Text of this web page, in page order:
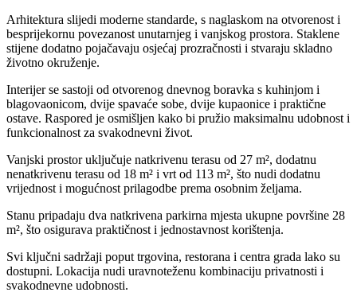
Arhitektura slijedi moderne standarde, s naglaskom na otvorenost i
besprijekornu povezanost unutarnjeg i vanjskog prostora. Staklene
stijene dodatno pojačavaju osjećaj prozračnosti i stvaraju skladno
životno okruženje.
Interijer se sastoji od otvorenog dnevnog boravka s kuhinjom i
blagovaonicom, dvije spavaće sobe, dvije kupaonice i praktične
ostave. Raspored je osmišljen kako bi pružio maksimalnu udobnost i
funkcionalnost za svakodnevni život.
Vanjski prostor uključuje natkrivenu terasu od 27 m², dodatnu
nenatkrivenu terasu od 18 m² i vrt od 113 m², što nudi dodatnu
vrijednost i mogućnost prilagodbe prema osobnim željama.
Stanu pripadaju dva natkrivena parkirna mjesta ukupne površine 28
m², što osigurava praktičnost i jednostavnost korištenja.
Svi ključni sadržaji poput trgovina, restorana i centra grada lako su
dostupni. Lokacija nudi uravnoteženu kombinaciju privatnosti i
svakodnevne udobnosti.